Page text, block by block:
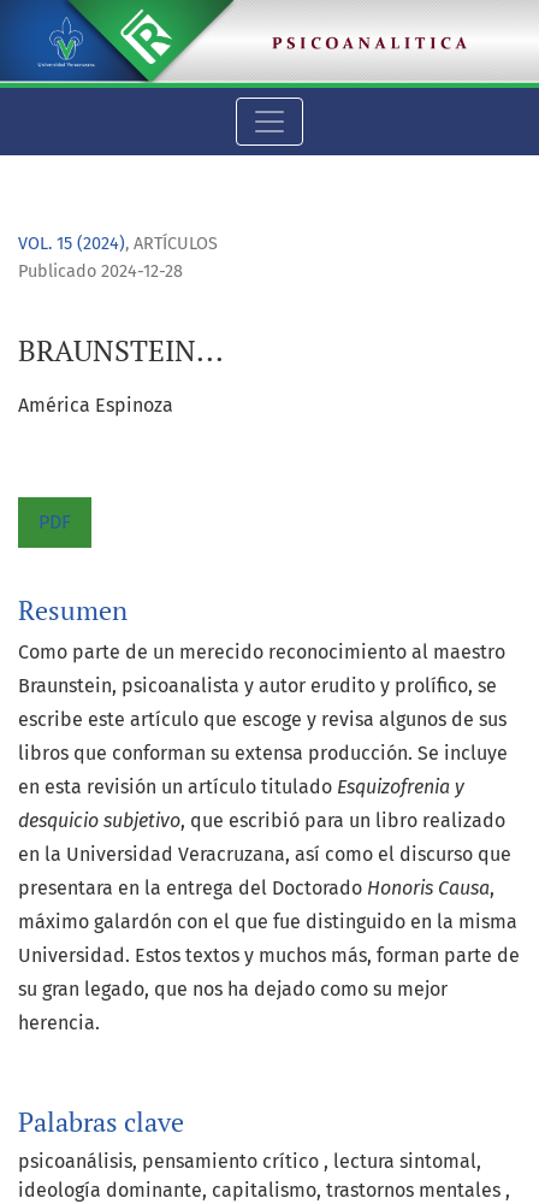
BRAUNSTEIN...
VOL. 15 (2024), ARTÍCULOS
BRAUNSTEIN...
Publicado 2024-12-28
América Espinoza
PDF
Palabras clave
psicoanálisis pensamiento crítico
lectura sintomal
ideología dominante capitalismo trastornos mentales
Resumen
Como parte de un merecido reconocimiento al maestro
Braunstein, psicoanalista y autor erudito y prolífico, se
escribe este artículo que escoge y revisa algunos de sus
libros que conforman su extensa producción. Se incluye
en esta revisión un artículo titulado Esquizofrenia y
desquicio subjetivo, que escribió para un libro realizado
en la Universidad Veracruzana, así como el discurso que
presentara en la entrega del Doctorado Honoris Causa,
máximo galardón con el que fue distinguido en la misma
Universidad. Estos textos y muchos más, forman parte de
su gran legado, que nos ha dejado como su mejor
herencia.